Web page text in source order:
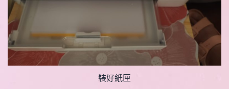
裝好紙匣